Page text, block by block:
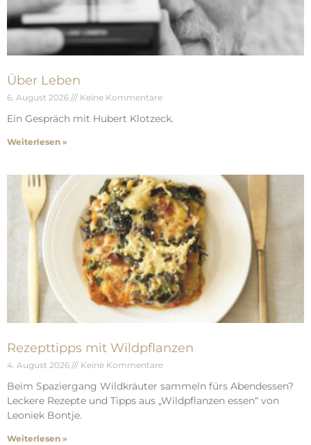
Über Leben
6. August 2026 Keine Kommentare
Ein Gespräch mit Hubert Klotzeck.
Weiterlesen »
Rezepttipps mit Wildpflanzen
4. August 2026 Keine Kommentare
Beim Spaziergang Wildkräuter sammeln fürs Abendessen?
Leckere Rezepte und Tipps aus „Wildpflanzen essen“ von
Leoniek Bontje.
Weiterlesen »